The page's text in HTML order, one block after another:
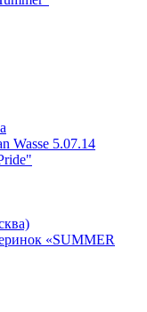
Wasse 5.07.14
«SUMMER